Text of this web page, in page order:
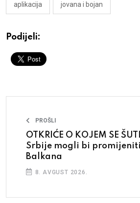
aplikacija jovana i bojan
Podijeli:
PROŠLI
OTKRIĆE O KOJEM SE
Srbije mogli bi
Balkana
8. AVGUST 2026.